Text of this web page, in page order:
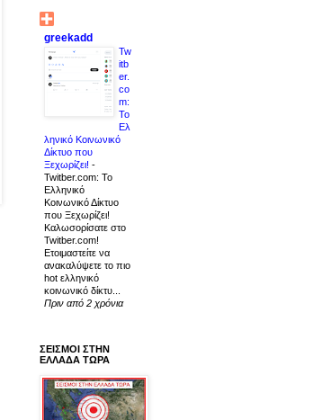
greekadd
Tw
itb
er.
co
m:
Το
Ελ
ληνικό Κοινωνικό
Δίκτυο που
Ξεχωρίζει! -
Twitber.com: Το
Ελληνικό
Κοινωνικό Δίκτυο
που Ξεχωρίζει!
Καλωσορίσατε στο
Twitber.com!
Ετοιμαστείτε να
ανακαλύψετε το πιο
hot ελληνικό
κοινωνικό δίκτυ...
Πριν από 2 χρόνια
ΣΕΙΣΜΟΙ ΣΤΗΝ
ΕΛΛΑΔΑ ΤΩΡΑ